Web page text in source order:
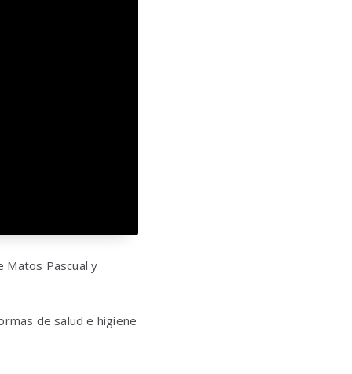
Matos Pascual y
de salud e higiene